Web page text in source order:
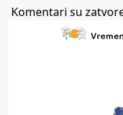
Komentari su